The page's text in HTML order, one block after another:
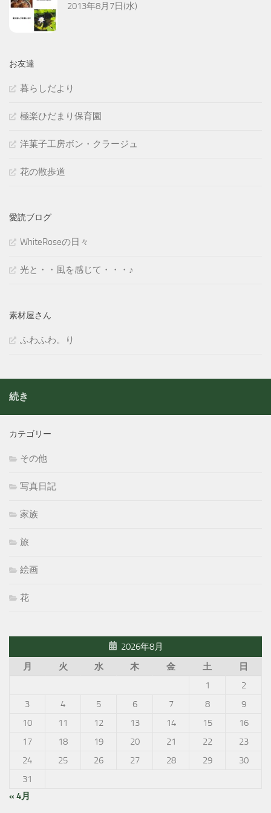
2013年8月7日(水)
お友達
暮らしだより
極楽ひだまり保育園
洋菓子工房ボン・クラージュ
花の散歩道
愛読ブログ
WhiteRoseの日々
光と・・風を感じて・・・♪
素材屋さん
ふわふわ。り
続き
カテゴリー
その他
写真日記
家族
旅
絵画
花
2026年8月
月
火 水 木 金 土
日
1
2
3
4 5 6 7 8
9
10
11 12 13 14 15
16
17
18 19 20 21 22
23
24
25 26 27 28 29
30
31
« 4月